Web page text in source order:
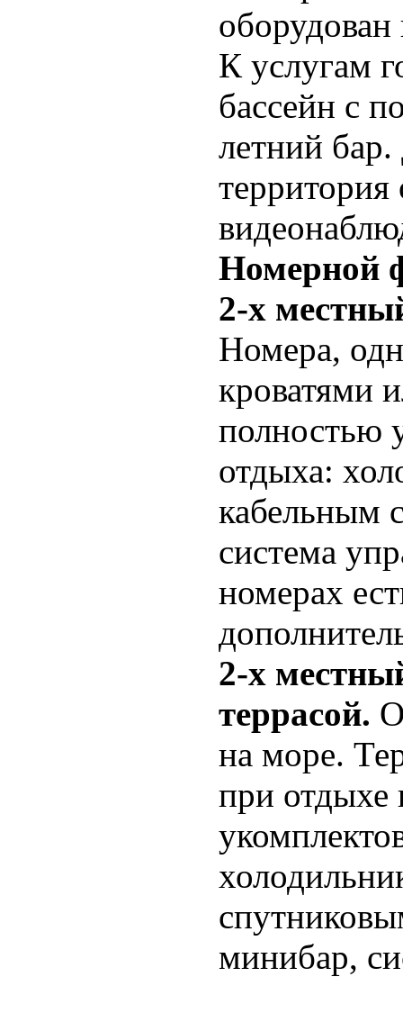
К услугам
бассейн с
летний бар.
территория
Номерной
2-х
Номера,
кроватями
полностью
отдыха:
кабельным
система
номерах
2-х
террасой.
на море.
при
минибар,